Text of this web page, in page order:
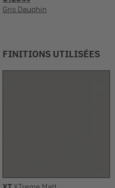
Gris Dauphin
FINITIONS UTILISÉES